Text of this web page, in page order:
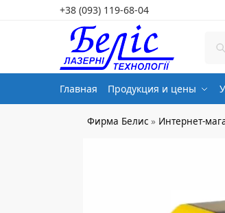
+38 (093) 119-68-04
Главная Продукция и цены
Фирма Белис » Интернет-